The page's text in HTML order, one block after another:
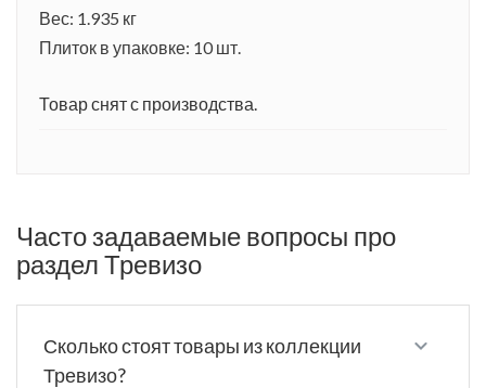
Вес: 1.935 кг
Плиток в упаковке: 10 шт.
Товар снят с производства.
Часто задаваемые вопросы про
раздел Тревизо
Сколько стоят товары из коллекции
Тревизо?